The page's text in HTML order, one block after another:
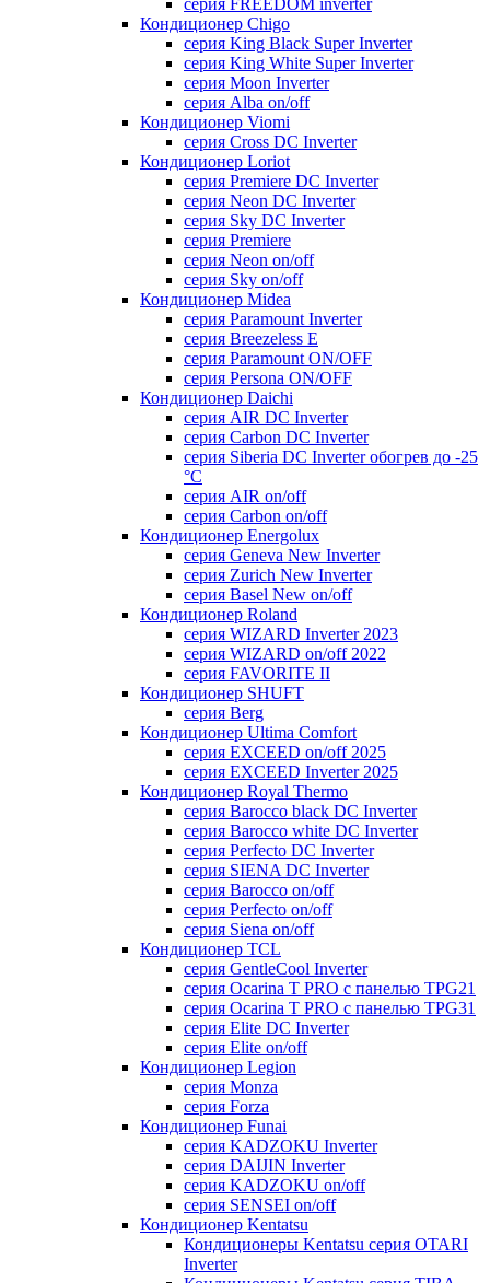
серия FREEDOM inverter
Кондиционер Chigo
серия King Black Super Inverter
серия King White Super Inverter
серия Moon Inverter
серия Alba on/off
Кондиционер Viomi
серия Cross DC Inverter
Кондиционер Loriot
серия Premiere DC Inverter
серия Neon DC Inverter
серия Sky DC Inverter
серия Premiere
серия Neon on/off
серия Sky on/off
Кондиционер Midea
серия Paramount Inverter
серия Breezeless E
серия Paramount ON/OFF
серия Persona ON/OFF
Кондиционер Daichi
серия AIR DC Inverter
серия Carbon DC Inverter
серия Siberia DC Inverter обогрев до -25
°С
серия AIR on/off
серия Carbon on/off
Кондиционер Energolux
серия Geneva New Inverter
серия Zurich New Inverter
серия Basel New on/off
Кондиционер Roland
серия WIZARD Inverter 2023
серия WIZARD on/off 2022
серия FAVORITE II
Кондиционер SHUFT
серия Berg
Кондиционер Ultima Comfort
серия EXCEED on/off 2025
серия EXCEED Inverter 2025
Кондиционер Royal Thermo
серия Barocco black DC Inverter
серия Barocco white DC Inverter
серия Perfecto DC Inverter
серия SIENA DC Inverter
серия Barocco on/off
серия Perfecto on/off
серия Siena on/off
Кондиционер TCL
серия GentleCool Inverter
серия Ocarina T PRO c панелью TPG21
серия Ocarina T PRO c панелью TPG31
серия Elite DC Inverter
серия Elite on/off
Кондиционер Legion
серия Monza
серия Forza
Кондиционер Funai
серия KADZOKU Inverter
серия DAIJIN Inverter
серия KADZOKU on/off
серия SENSEI on/off
Кондиционер Kentatsu
Кондиционеры Kentatsu серия OTARI
Inverter